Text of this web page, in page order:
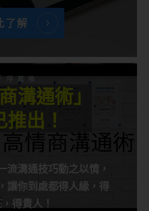
了解
呼萬喚
溝通術」
推出！
流溝通技巧動之以情，
讓你到處都得人緣，得
得貴人！